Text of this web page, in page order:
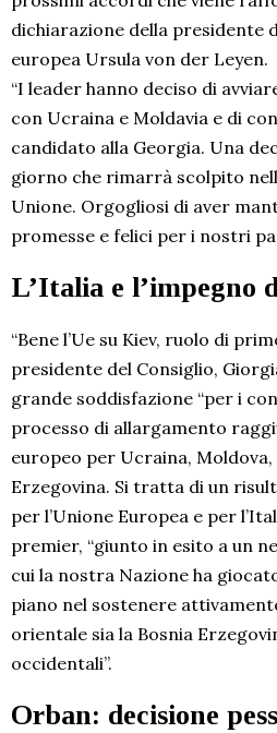
dichiarazione della presidente
europea Ursula von der Leyen.
“I leader hanno deciso di
con Ucraina e Moldavia e di
candidato alla Georgia. Una
giorno che rimarrà scolpito
Unione. Orgogliosi di aver
promesse e felici per i nostri
L’Italia e l’impegno
“Bene l’Ue su Kiev, ruolo di
presidente del Consiglio,
grande soddisfazione “per i
processo di allargamento
europeo per Ucraina, Moldova,
Erzegovina. Si tratta di un
per l’Unione Europea e per
premier, “giunto in esito a un
cui la nostra Nazione ha
piano nel sostenere
orientale sia la Bosnia
occidentali”.
Orban: decisione